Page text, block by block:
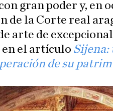
gran poder y, en
de la Corte real
arte de
el artículo Sijena:
de su